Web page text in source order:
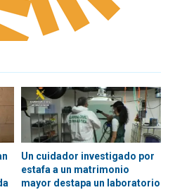
Un cuidador investigado por
estafa a un matrimonio
mayor destapa un laboratorio